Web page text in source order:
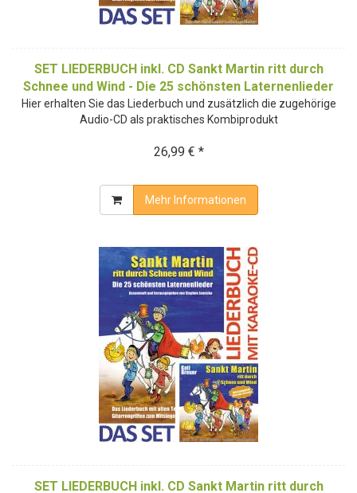
SET LIEDERBUCH inkl. CD Sankt Martin ritt durch
Schnee und Wind - Die 25 schönsten Laternenlieder
Hier erhalten Sie das Liederbuch und zusätzlich die zugehörige
Audio-CD als praktisches Kombiprodukt
26,99 € *
Mehr Informationen
SET LIEDERBUCH inkl. CD Sankt Martin ritt durch